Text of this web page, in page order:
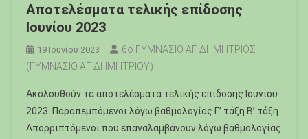
Αποτελέσματα τελικής επίδοσης
Ιουνίου 2023
19 Ιουνίου 2023
6ο ΓΥΜΝΑΣΙΟ ΑΓ ΔΗΜΗΤΡΙΟΣ
(ΓΥΜΝΑΣΙΟ ΑΓ ΔΗΜΗΤΡΙΟΥ)
Ακολουθούν τα αποτελέσματα τελικής επίδοσης Ιουνίου
2023: Παραπεμπόμενοι λόγω βαθμολογίας Γ’ τάξη Β’ τάξη
Απορριπτόμενοι που επαναλαμβάνουν λόγω βαθμολογίας